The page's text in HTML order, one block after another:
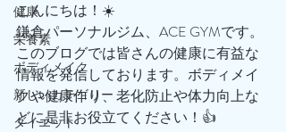
健康
栄養素
ボディメイク
新しいカテゴリー
ダイエット
こんにちは！☀️
鎌倉パーソナルジム、ACE GYMです。
このブログでは皆さんの健康に有益な
情報を発信しております。ボディメイ
クや健康作り、老化防止や体力向上な
どに是非お役立てください！👍